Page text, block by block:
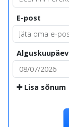
E-post
Alguskuupäev
Lisa sõnum